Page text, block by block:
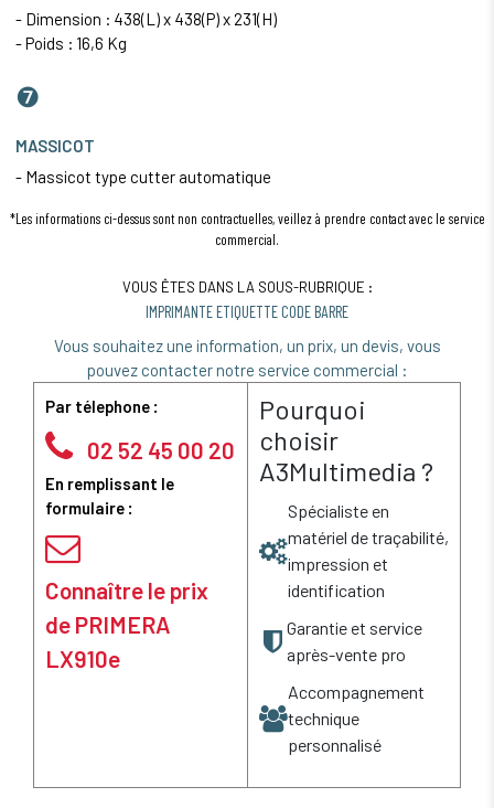
- Dimension : 438(L) x 438(P) x 231(H)
- Poids : 16,6 Kg
❼
MASSICOT
- Massicot type cutter automatique
*Les informations ci-dessus sont non contractuelles, veillez à prendre contact avec le service
commercial.
VOUS ÊTES DANS LA SOUS-RUBRIQUE :
IMPRIMANTE ETIQUETTE CODE BARRE
Vous souhaitez une information, un prix, un devis, vous
pouvez contacter notre service commercial :
Par télephone :
02 52 45 00 20
En remplissant le
formulaire :
Connaître le prix
de PRIMERA
LX910e
Pourquoi
choisir
A3Multimedia ?
Spécialiste en
matériel de traçabilité,
impression et
identification
Garantie et service
après-vente pro
Accompagnement
technique
personnalisé